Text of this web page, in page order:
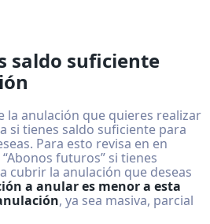
saldo suficiente
la anulación que quieres realizar
si tienes saldo suficiente para
Para esto revisa en en
futuros” si tienes
cubrir la anulación que deseas
a anular es menor a esta
, ya sea masiva, parcial